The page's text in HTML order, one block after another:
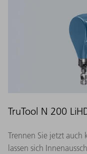
TruTool N 200
Trennen Sie jetzt auch
lassen sich